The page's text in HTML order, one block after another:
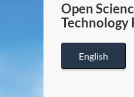
Open
Technology
English